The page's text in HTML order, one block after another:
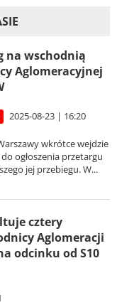
na wschodnią
Aglomeracyjnej
2025-08-23 | 16:20
wkrótce wejdzie
ogłoszenia przetargu
jej przebiegu. W...
cztery
Aglomeracji
odcinku od S10